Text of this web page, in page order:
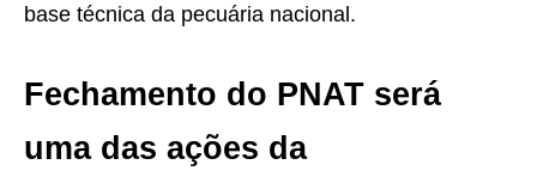
base técnica da pecuária nacional.
Fechamento do PNAT será
uma das ações da